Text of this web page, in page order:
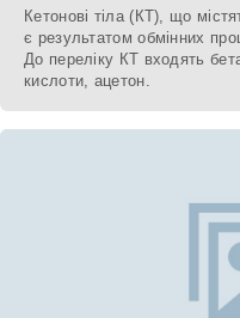
Кетонові тіла (КТ), що
є результатом обмінних
До переліку КТ входять
кислоти, ацетон.